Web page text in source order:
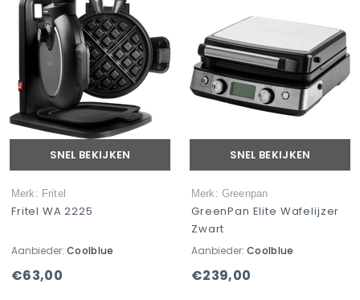
SNEL BEKIJKEN
Merk: Fritel
Fritel WA 2225
Aanbieder: Coolblue
€63,00
SNEL BEKIJKEN
Merk: Greenpan
GreenPan Elite Wafelijzer
Zwart
Aanbieder: Coolblue
€239,00